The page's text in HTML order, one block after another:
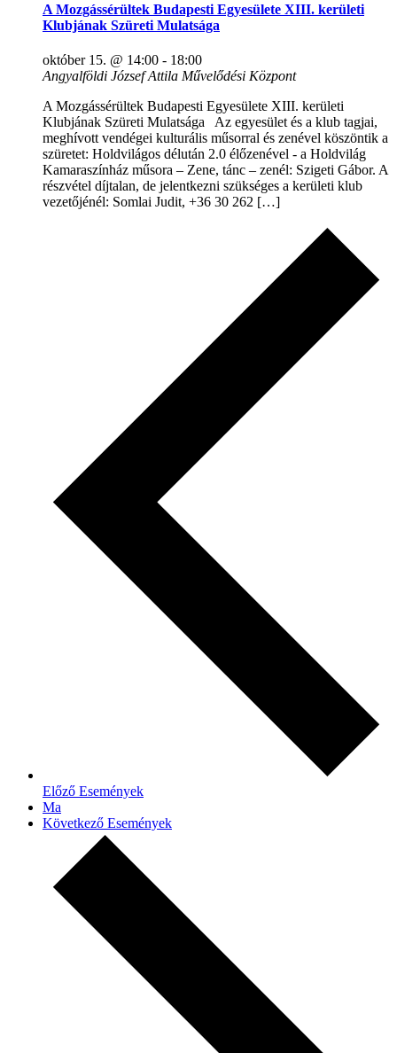
A Mozgássérültek Budapesti Egyesülete XIII. kerületi
Klubjának Szüreti Mulatsága
október 15. @ 14:00 - 18:00
Angyalföldi József Attila Művelődési Központ
A Mozgássérültek Budapesti Egyesülete XIII. kerületi
Klubjának Szüreti Mulatsága Az egyesület és a klub tagjai,
meghívott vendégei kulturális műsorral és zenével köszöntik a
szüretet: Holdvilágos délután 2.0 élőzenével - a Holdvilág
Kamaraszínház műsora – Zene, tánc – zenél: Szigeti Gábor. A
részvétel díjtalan, de jelentkezni szükséges a kerületi klub
vezetőjénél: Somlai Judit, +36 30 262 […]
Előző Események
Ma
Következő Események